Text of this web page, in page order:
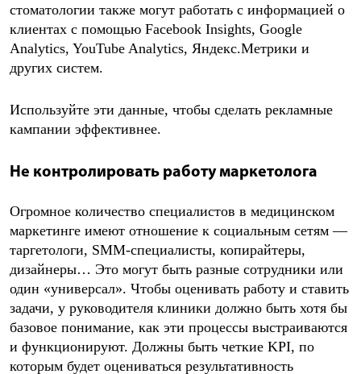
стоматологии также могут работать с информацией о
клиентах с помощью Facebook Insights, Google
Analytics, YouTube Analytics, Яндекс.Метрики и
других систем.
Используйте эти данные, чтобы сделать рекламные
кампании эффективнее.
Не контролировать работу маркетолога
Огромное количество специалистов в медицинском
маркетинге имеют отношение к социальным сетям —
таргетологи, SMM-специалисты, копирайтеры,
дизайнеры… Это могут быть разные сотрудники или
один «универсал». Чтобы оценивать работу и ставить
задачи, у руководителя клиники должно быть хотя бы
базовое понимание, как эти процессы выстраиваются
и функционируют. Должны быть четкие KPI, по
которым будет оцениваться результативность